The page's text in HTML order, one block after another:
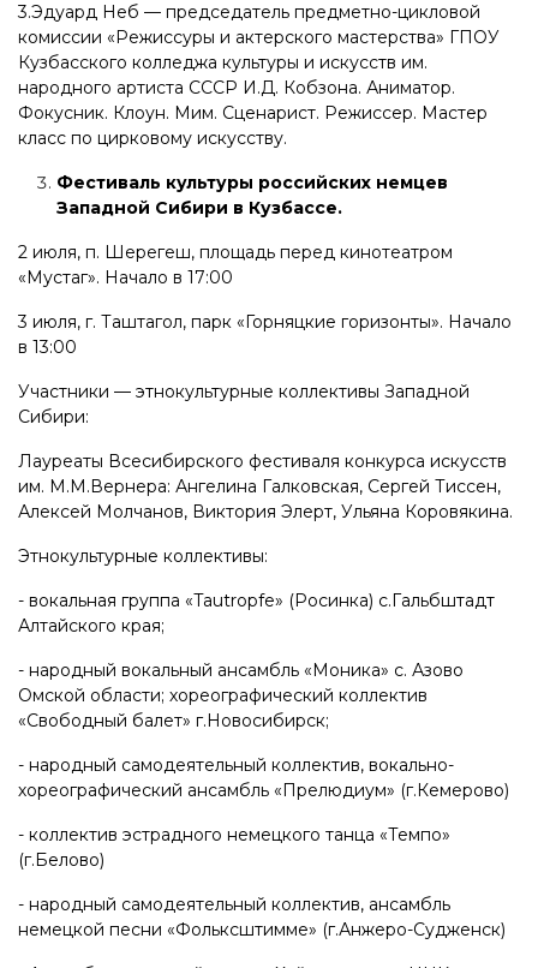
3.Эдуард Неб — председатель предметно-цикловой
комиссии «Режиссуры и актерского мастерства» ГПОУ
Кузбасского колледжа культуры и искусств им.
народного артиста СССР И.Д. Кобзона. Аниматор.
Фокусник. Клоун. Мим. Сценарист. Режиссер. Мастер
класс по цирковому искусству.
Фестиваль культуры российских немцев
Западной Сибири в Кузбассе.
2 июля, п. Шерегеш, площадь перед кинотеатром
«Мустаг». Начало в 17:00
3 июля, г. Таштагол, парк «Горняцкие горизонты». Начало
в 13:00
Участники — этнокультурные коллективы Западной
Сибири:
Лауреаты Всесибирского фестиваля конкурса искусств
им. М.М.Вернера: Ангелина Галковская, Сергей Тиссен,
Алексей Молчанов, Виктория Элерт, Ульяна Коровякина.
Этнокультурные коллективы:
- вокальная группа «Tautropfe» (Росинка) с.Гальбштадт
Алтайского края;
- народный вокальный ансамбль «Моника» с. Азово
Омской области; хореографический коллектив
«Свободный балет» г.Новосибирск;
- народный самодеятельный коллектив, вокально-
хореографический ансамбль «Прелюдиум» (г.Кемерово)
- коллектив эстрадного немецкого танца «Темпо»
(г.Белово)
- народный самодеятельный коллектив, ансамбль
немецкой песни «Фольксштимме» (г.Анжеро-Судженск)